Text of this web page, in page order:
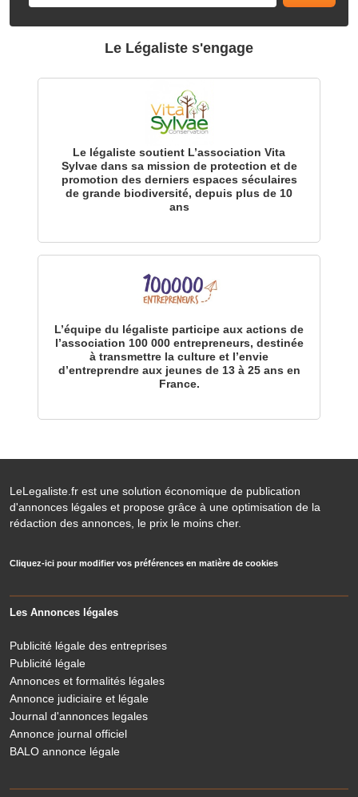
Le Légaliste s'engage
Le légaliste soutient L’association Vita
Sylvae dans sa mission de protection et de
promotion des derniers espaces séculaires
de grande biodiversité, depuis plus de 10
ans
L’équipe du légaliste participe aux actions de
l’association 100 000 entrepreneurs, destinée
à transmettre la culture et l’envie
d’entreprendre aux jeunes de 13 à 25 ans en
France.
LeLegaliste.fr est une solution économique de publication
d'annonces légales et propose grâce à une optimisation de la
rédaction des annonces, le prix le moins cher.
Cliquez-ici pour modifier vos préférences en matière de cookies
Les Annonces légales
Publicité légale des entreprises
Publicité légale
Annonces et formalités légales
Annonce judiciaire et légale
Journal d'annonces legales
Annonce journal officiel
BALO annonce légale